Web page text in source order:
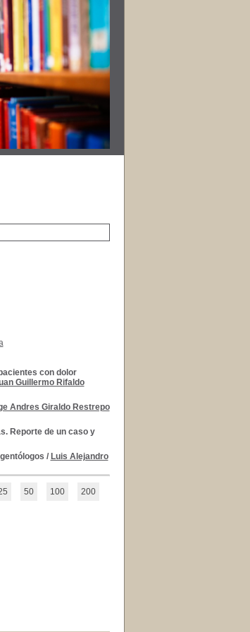
con dolor
Guillermo Rifaldo
Andres Giraldo Restrepo
Reporte de un caso y
/ Luis Alejandro
50 100 200